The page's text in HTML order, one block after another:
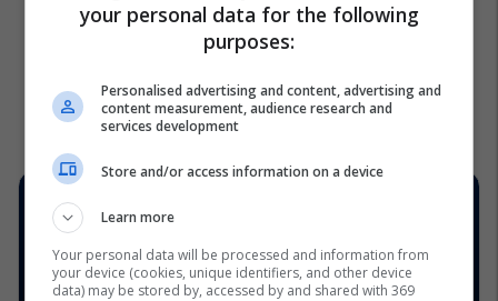
your personal data for the following
purposes:
Personalised advertising and content, advertising and
content measurement, audience research and
services development
Store and/or access information on a device
Learn more
Your personal data will be processed and information from
your device (cookies, unique identifiers, and other device
data) may be stored by, accessed by and shared with 369